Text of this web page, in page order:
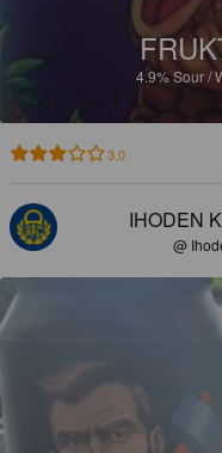
4.9%Sour /
3.0
IHODEN
@